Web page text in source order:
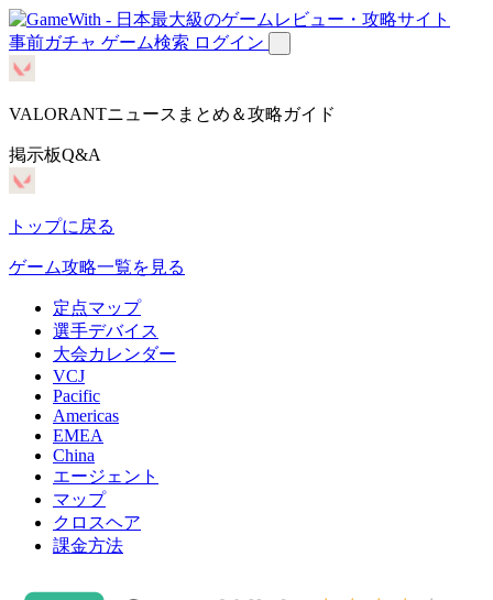
事前ガチャ ゲーム検索 ログイン
VALORANTニュースまとめ＆攻略ガイド
掲示板Q&A
トップに戻る
ゲーム攻略一覧を見る
定点マップ
選手デバイス
大会カレンダー
VCJ
Pacific
Americas
EMEA
China
エージェント
マップ
クロスヘア
課金方法